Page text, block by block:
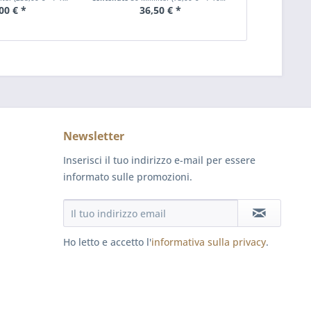
€ * 36,50 € *
Newsletter
Inserisci il tuo indirizzo e-mail per essere
informato sulle promozioni.
Ho letto e accetto l'informativa sulla privacy.